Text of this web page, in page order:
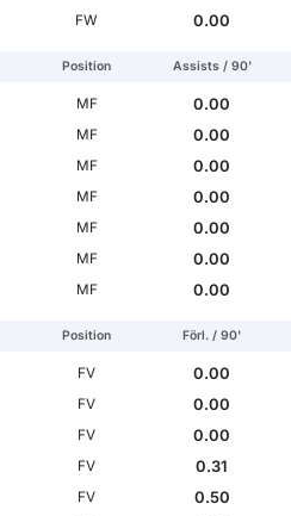
FW 0.00
Position Assists / 90'
MF
0.00
MF
0.00
MF
0.00
MF
0.00
MF
0.00
MF
0.00
MF 0.00
Position Förl. / 90'
FV
0.00
FV
0.00
FV
0.00
FV
0.31
FV
0.50